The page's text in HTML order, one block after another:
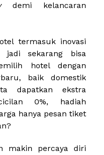
demi kelancaran
termasuk inovasi
sekarang bisa
hotel dengan
baik domestik
dapatkan ekstra
0%, hadiah
hanya pesan tiket
makin percaya diri